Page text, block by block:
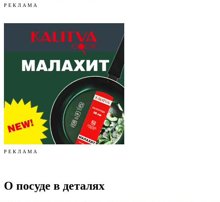
Р Е К Л А М А
Р Е К Л А М А
О посуде в деталях